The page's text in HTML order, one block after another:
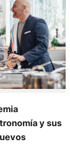
y sus